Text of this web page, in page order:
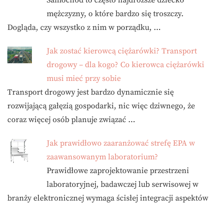
mężczyzny, o które bardzo się troszczy.
Dogląda, czy wszystko z nim w porządku, …
Jak zostać kierowcą ciężarówki? Transport
drogowy – dla kogo? Co kierowca ciężarówki
musi mieć przy sobie
Transport drogowy jest bardzo dynamicznie się
rozwijającą gałęzią gospodarki, nic więc dziwnego, że
coraz więcej osób planuje związać …
Jak prawidłowo zaaranżować strefę EPA w
zaawansowanym laboratorium?
Prawidłowe zaprojektowanie przestrzeni
laboratoryjnej, badawczej lub serwisowej w
branży elektronicznej wymaga ścisłej integracji aspektów